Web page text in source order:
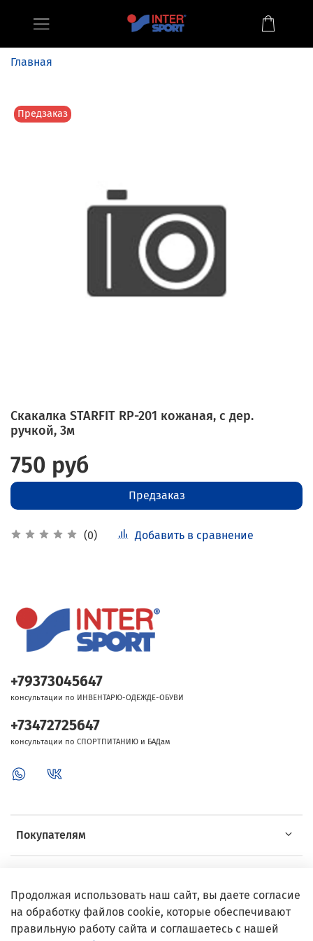
Главная
Предзаказ
Скакалка STARFIT RP-201 кожаная, с дер.
ручкой, 3м
(0) Добавить в сравнение
750 руб
Предзаказ
Покупателям
Выгодные предложения
+79373045647
консультации по ИНВЕНТАРЮ-ОДЕЖДЕ-ОБУВИ
+73472725647
консультации по СПОРТПИТАНИЮ и БАДам
Продолжая использовать наш сайт, вы даете согласие
на обработку файлов cookie, которые обеспечивают
правильную работу сайта и соглашаетесь с нашей